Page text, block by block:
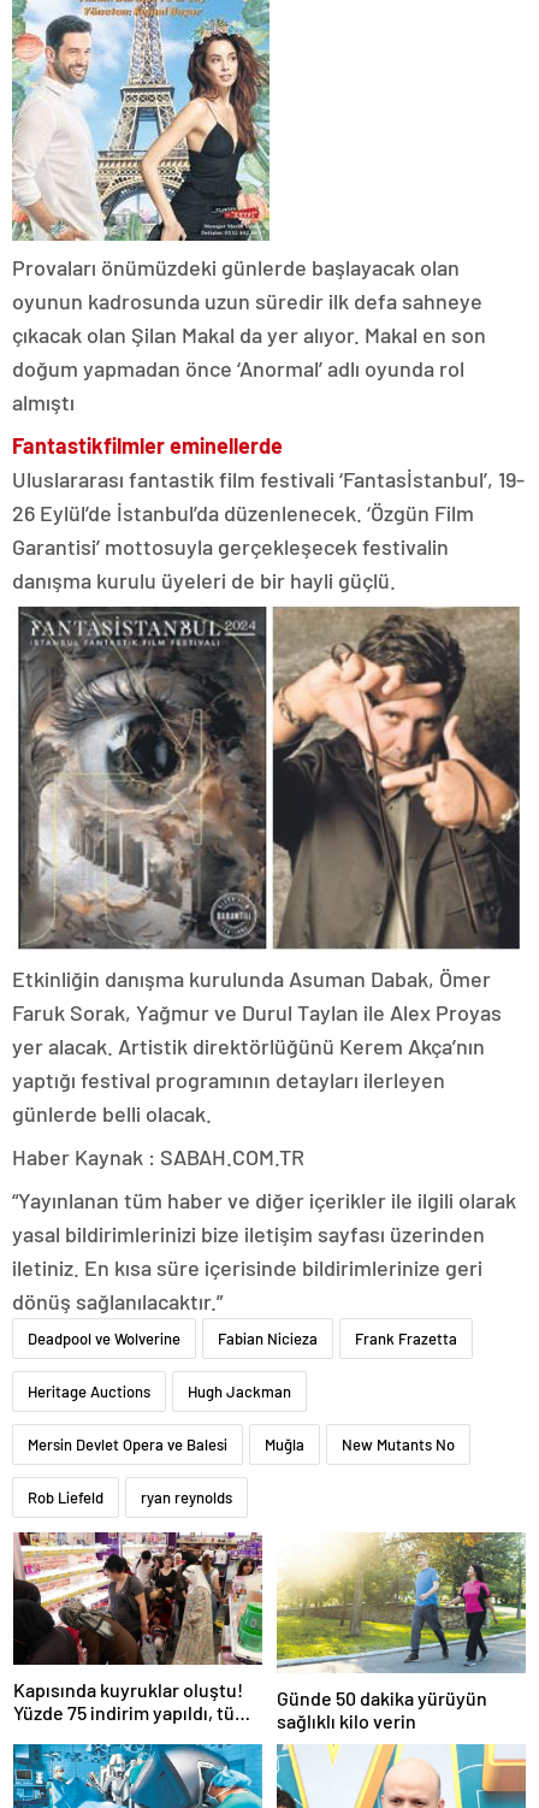
Provaları önümüzdeki günlerde başlayacak olan
oyunun kadrosunda uzun süredir ilk defa sahneye
çıkacak olan Şilan Makal da yer alıyor. Makal en son
doğum yapmadan önce ‘Anormal’ adlı oyunda rol
almıştı
Fantastikfilmler eminellerde
Uluslararası fantastik film festivali ‘Fantasİstanbul’, 19-
26 Eylül’de İstanbul’da düzenlenecek. ‘Özgün Film
Garantisi’ mottosuyla gerçekleşecek festivalin
danışma kurulu üyeleri de bir hayli güçlü.
Etkinliğin danışma kurulunda Asuman Dabak, Ömer
Faruk Sorak, Yağmur ve Durul Taylan ile Alex Proyas
yer alacak. Artistik direktörlüğünü Kerem Akça’nın
yaptığı festival programının detayları ilerleyen
günlerde belli olacak.
Haber Kaynak : SABAH.COM.TR
“Yayınlanan tüm haber ve diğer içerikler ile ilgili olarak
yasal bildirimlerinizi bize iletişim sayfası üzerinden
iletiniz. En kısa süre içerisinde bildirimlerinize geri
dönüş sağlanılacaktır.”
Deadpool ve Wolverine Fabian Nicieza Frank Frazetta
Heritage Auctions Hugh Jackman
Mersin Devlet Opera ve Balesi Muğla New Mutants No
Rob Liefeld ryan reynolds
Kapısında kuyruklar oluştu!
Yüzde 75 indirim yapıldı, tüm
Günde 50 dakika yürüyün
sağlıklı kilo verin